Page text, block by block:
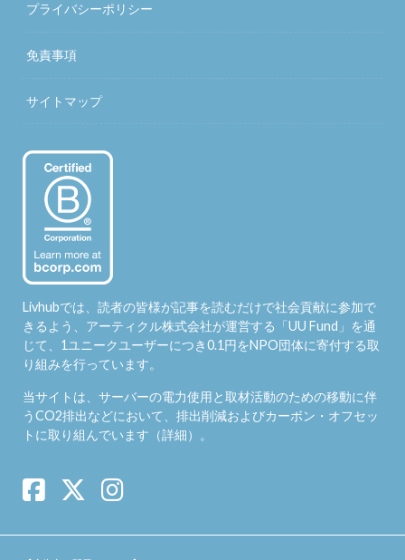
プライバシーポリシー
免責事項
サイトマップ
Livhubでは、読者の皆様が記事を読むだけで社会貢献に参加で
きるよう、アーティクル株式会社が運営する「UU Fund 」を通
じて、1ユニークユーザーにつき0.1円をNPO団体に寄付する取
り組みを行っています。
当サイトは、サーバーの電力使用と取材活動のための移動に伴
うCO2排出などにおいて、排出削減およびカーボン・オフセッ
トに取り組んでいます（詳細）。